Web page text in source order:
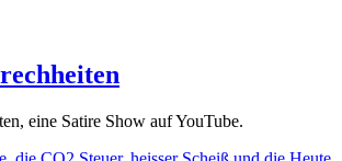
eine Satire Show auf YouTube.